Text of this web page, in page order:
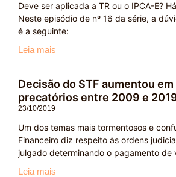
Deve ser aplicada a TR ou o IPCA-E?
Neste episódio de nº 16 da série, a
é a seguinte:
Leia mais
Decisão do STF aumentou
precatórios entre 2009 e
23/10/2019
Um dos temas mais tormentosos e
Financeiro diz respeito às ordens
julgado determinando o pagamento de
Leia mais